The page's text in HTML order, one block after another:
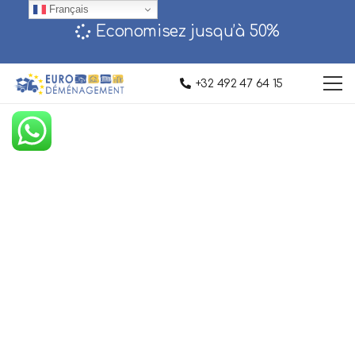
Economisez jusqu’à 50%‎
+32 492 47 64 15
Français